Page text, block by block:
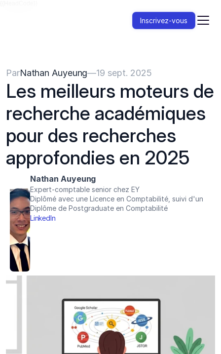
Inscrivez-vous
ParNathan Auyeung—19 sept. 2025
Les meilleurs moteurs de
recherche académiques
pour des recherches
approfondies en 2025
Nathan Auyeung
Expert-comptable senior chez EY
Diplômé avec une Licence en Comptabilité, suivi d'un
Diplôme de Postgraduate en Comptabilité
LinkedIn